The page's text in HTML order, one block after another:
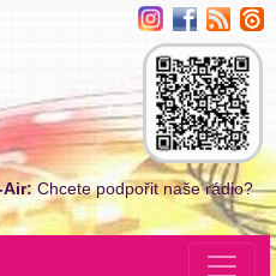
Air:Chcete podpořit naše rádio?